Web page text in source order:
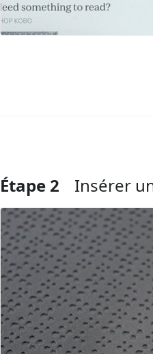
Ajouter un
Étape 2 Insérer